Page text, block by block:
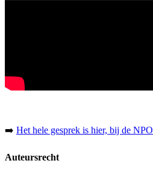
➡️ Het hele gesprek is hier, bij de
Auteursrecht